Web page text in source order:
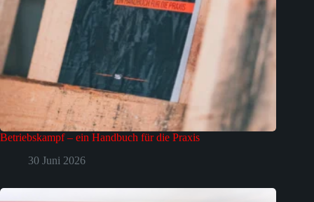
Betriebskampf – ein Handbuch für die Praxis
30 Juni 2026